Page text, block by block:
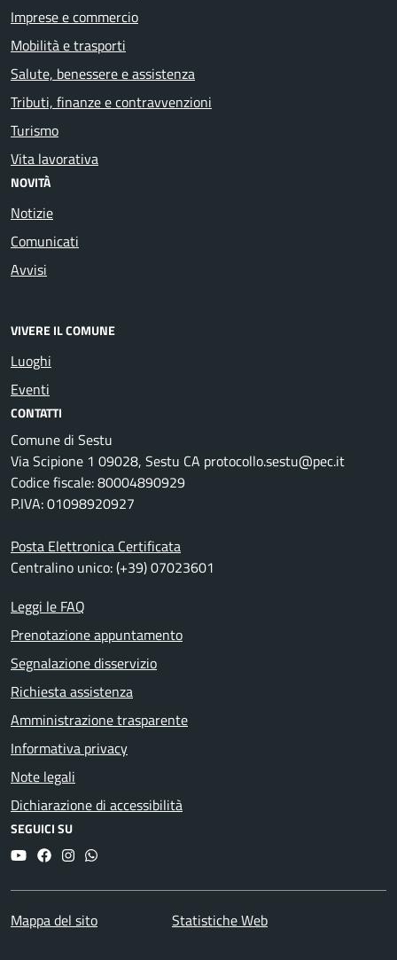
Imprese e commercio
Mobilità e trasporti
Salute, benessere e assistenza
Tributi, finanze e contravvenzioni
Turismo
Vita lavorativa
NOVITÀ
Notizie
Comunicati
Avvisi
VIVERE IL COMUNE
Luoghi
Eventi
CONTATTI
Comune di Sestu
Via Scipione 1 09028, Sestu CA protocollo.sestu@pec.it
Codice fiscale: 80004890929
P.IVA: 01098920927
Posta Elettronica Certificata
Centralino unico: (+39) 07023601
Leggi le FAQ
Prenotazione appuntamento
Segnalazione disservizio
Richiesta assistenza
Amministrazione trasparente
Informativa privacy
Note legali
Dichiarazione di accessibilità
SEGUICI SU
YouTubeFacebookInstagram
Whatsapp
Mappa del sito Statistiche Web